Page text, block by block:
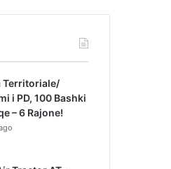
Territoriale/
i PD, 100 Bashki
– 6 Rajone!